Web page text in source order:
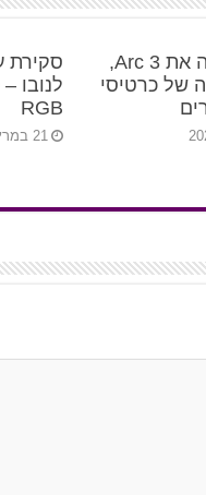
Intel משיקה את Arc 3,
של כרטיסי
סקירת
RGB
21 במרץ 2022